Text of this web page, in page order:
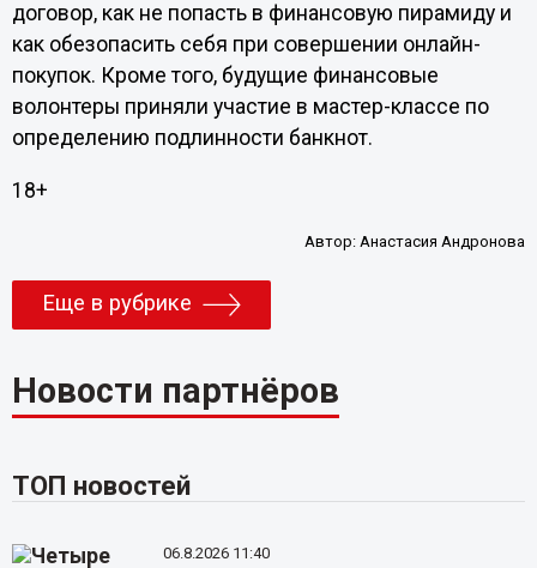
договор, как не попасть в финансовую пирамиду и
как обезопасить себя при совершении онлайн-
покупок. Кроме того, будущие финансовые
волонтеры приняли участие в мастер-классе по
определению подлинности банкнот.
18+
Автор:Анастасия Андронова
Еще в рубрике
Новости партнёров
ТОП новостей
06.8.2026 11:40